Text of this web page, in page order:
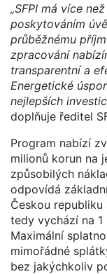
„SFPI má více
poskytováním
průběžnému
zpracování
transparentní a
Energetické
nejlepších
doplňuje ředitel
Program nabízí
milionů korun na
způsobilých
odpovídá
Českou
tedy vychází na
Maximální
mimořádné
bez jakýchkoliv